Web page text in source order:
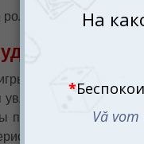
и в погоню!
Шерлок очень
Вам
подозреваемых с
и